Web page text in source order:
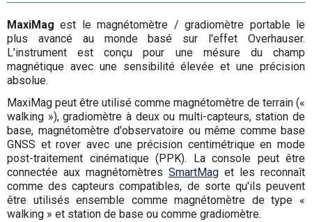
MaxiMag est le magnétomètre / gradiomètre portable le
plus avancé au monde basé sur l'effet Overhauser.
L'instrument est conçu pour une mésure du champ
magnétique avec une sensibilité élevée et une précision
absolue.
MaxiMag peut être utilisé comme magnétomètre de terrain («
walking »), gradiomètre à deux ou multi-capteurs, station de
base, magnétomètre d'observatoire ou même comme base
GNSS et rover avec une précision centimétrique en mode
post-traitement cinématique (PPK). La console peut être
connectée aux magnétomètres SmartMag et les reconnaît
comme des capteurs compatibles, de sorte qu'ils peuvent
être utilisés ensemble comme magnétomètre de type «
walking » et station de base ou comme gradiomètre.